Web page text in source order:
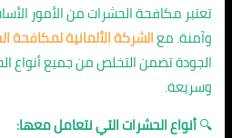
تعتبر مكافحة الحشرات من الأمور
وآمنة. معالشركة الألمانية لمكافحة
الجودة تضمن التخلص من جميع أنواع
وسريعة.
🔍أنواع الحشرات التي نتعامل معها: